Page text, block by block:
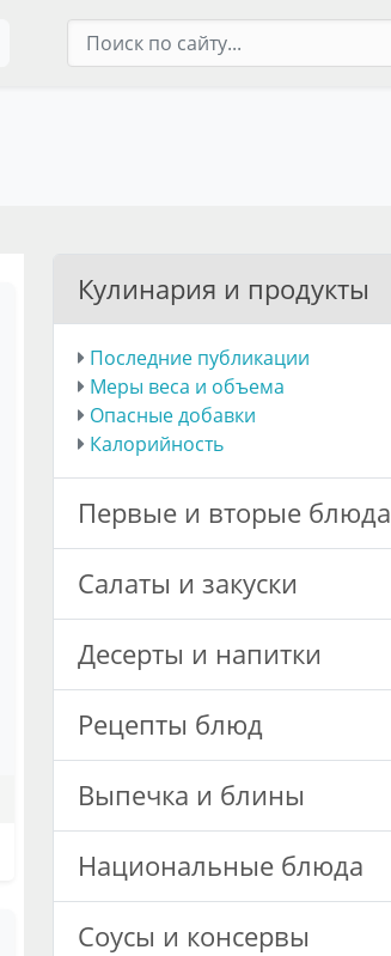
Кулинария и продукты
Последние публикации
Меры веса и объема
Опасные добавки
Калорийность
Первые и вторые блюда
Салаты и закуски
Десерты и напитки
Рецепты блюд
Выпечка и блины
Национальные блюда
Соусы и консервы